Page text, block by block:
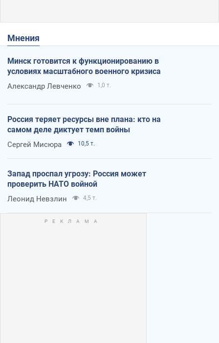
Мнения
Минск готовится к функционированию в
условиях масштабного военного кризиса
Александр Левченко 1,0 т.
Россия теряет ресурсы вне плана: кто на
самом деле диктует темп войны
Сергей Мисюра 10,5 т.
Запад проспал угрозу: Россия может
проверить НАТО войной
Леонид Невзлин 4,5 т.